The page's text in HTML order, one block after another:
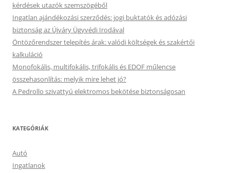
kérdések utazók szemszögéből
Ingatlan ajándékozási szerződés: jogi buktatók és adózási
biztonság az Újváry Ügyvédi Irodával
Öntözőrendszer telepítés árak: valódi költségek és szakértői
kalkuláció
Monofokális, multifokális, trifokális és EDOF műlencse
összehasonlítás: melyik mire lehet jó?
A Pedrollo szivattyú elektromos bekötése biztonságosan
KATEGÓRIÁK
Autó
Ingatlanok